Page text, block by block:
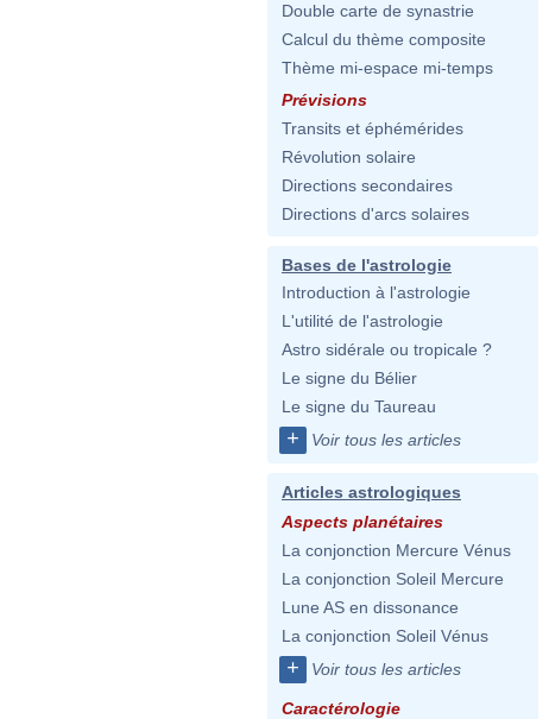
Double carte de synastrie
Calcul du thème composite
Thème mi-espace mi-temps
Prévisions
Transits et éphémérides
Révolution solaire
Directions secondaires
Directions d'arcs solaires
Bases de l'astrologie
Introduction à l'astrologie
L'utilité de l'astrologie
Astro sidérale ou tropicale ?
Le signe du Bélier
Le signe du Taureau
+ Voir tous les articles
Articles astrologiques
Aspects planétaires
La conjonction Mercure Vénus
La conjonction Soleil Mercure
Lune AS en dissonance
La conjonction Soleil Vénus
+ Voir tous les articles
Caractérologie